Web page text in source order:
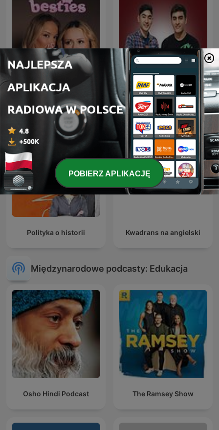
besties Deutsche Podcasts
Polityka o historii Kwadrans na angielski
Międzynarodowe podcasty: Edukacja
Osho Hindi Podcast The Ramsey Show
POBIERZ APLIKACJĘ